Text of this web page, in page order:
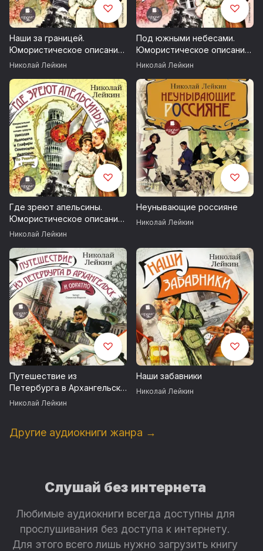
Наши за границей.
Юмористическое описание
поездки супругов Николая
Семеновны Ивановых в
Париж и обратно
Николай Лейкин
Под южными небесами.
Юмористическое описание
поездки супругов Николая
Семеновны Ивановых в
Биарриц и Мадрид
Николай Лейкин
Где зреют апельсины.
Юмористическое описание
поездки супругов Николая
Семеновны Ивановых по
Ривьере и Италии
Николай Лейкин
Неунывающие россияне
Николай Лейкин
Путешествие из
Петербурга в Архангельск
и обратно
Николай Лейкин
Наши забавники
Николай Лейкин
Другие аудиокниги жанра →
Слушай без интернета
Любимые аудиокниги всегда доступны для
прослушивания без доступа к интернету.
Для этого всего лишь нужно загрузить книгу